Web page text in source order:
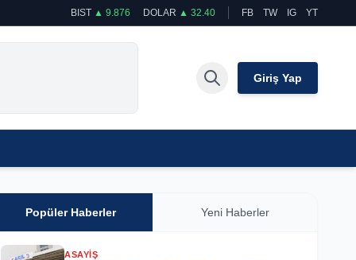
BIST ▲ 9.876 DOLAR ▲ 32.40 FB TW IG YT
Giriş Yap
Popüler Haberler Yeni Haberler
ASAYIŞ